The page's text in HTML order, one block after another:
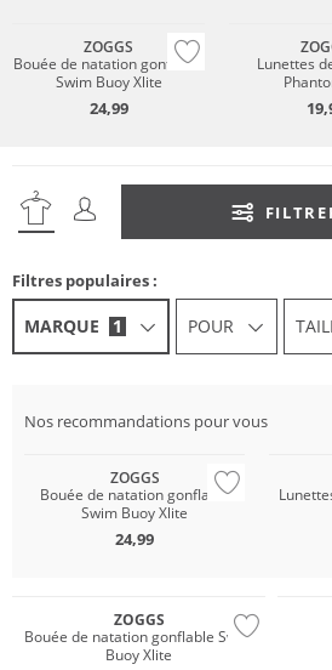
ZOGGS
Bouée de natation gonflable
Swim Buoy Xlite
24,99
Lunettes
Filtres populaires :
MARQUE 1 POUR
Nos recommandations pour vous
Gigasafe
ZOGGS
Bouée de natation gonflable
Swim Buoy Xlite
24,99
ZOGGS
Bouée de natation gonflable Swim
Buoy Xlite